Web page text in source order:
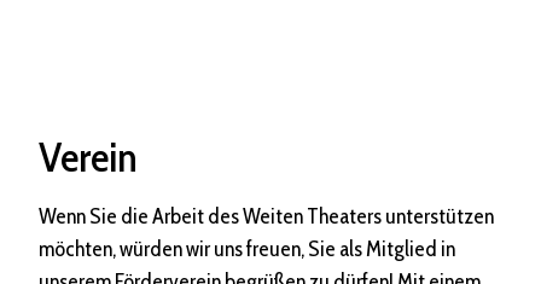
Verein
Wenn Sie die Arbeit des Weiten Theaters unterstützen
möchten, würden wir uns freuen, Sie als Mitglied in